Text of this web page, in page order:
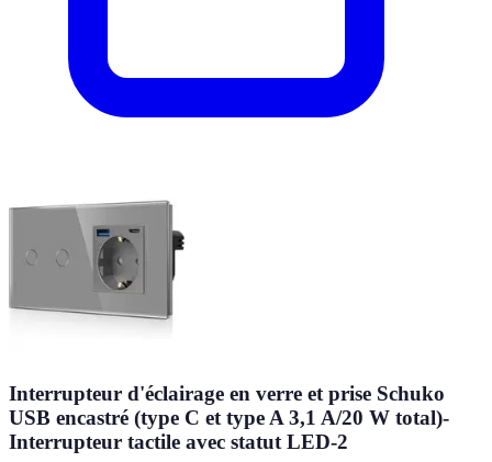
Interrupteur d'éclairage en verre et prise Schuko
USB encastré (type C et type A 3,1 A/20 W total)-
Interrupteur tactile avec statut LED-2